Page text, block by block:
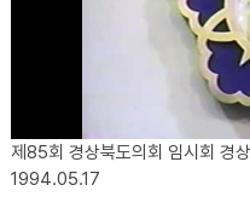
제85회 경상북도의회 임시회 경
1994.05.17